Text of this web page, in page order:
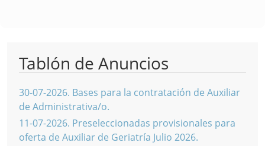
Tablón de Anuncios
30-07-2026. Bases para la contratación de Auxiliar
de Administrativa/o.
11-07-2026. Preseleccionadas provisionales para
oferta de Auxiliar de Geriatría Julio 2026.